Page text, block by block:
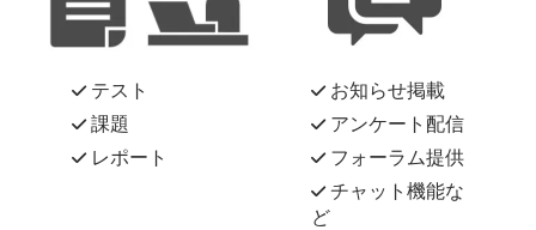
テスト
課題
レポート
お知らせ掲載
アンケート配信
フォーラム提供
チャット機能な
ど